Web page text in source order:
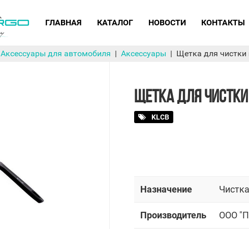
ГЛАВНАЯ КАТАЛОГ НОВОСТИ КОНТАКТЫ
Аксессуары для автомобиля Аксессуары Щетка для чистки
ЩЕТКА ДЛЯ
KLCB
Назначение Чистка
Производитель OOO